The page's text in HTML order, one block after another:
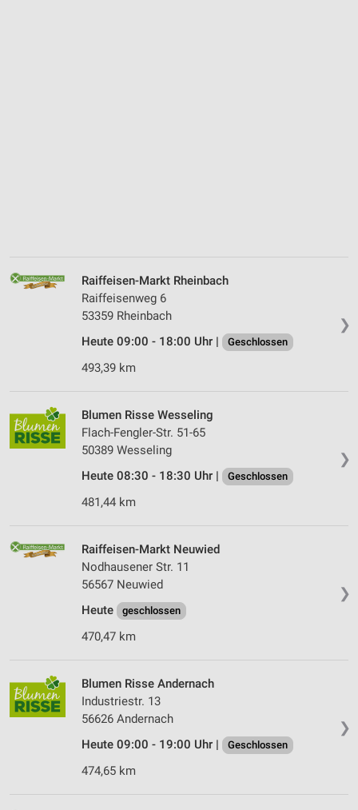
❯
Raiffeisen-Markt Rheinbach
Raiffeisenweg 6
53359 Rheinbach
Heute 09:00 - 18:00 Uhr |
Geschlossen
493,39 km
❯
Blumen Risse Wesseling
Flach-Fengler-Str. 51-65
50389 Wesseling
Heute 08:30 - 18:30 Uhr |
Geschlossen
481,44 km
❯
Raiffeisen-Markt Neuwied
Nodhausener Str. 11
56567 Neuwied
Heute
geschlossen
470,47 km
❯
Blumen Risse Ander­nach
Industriestr. 13
56626 Ander­nach
Heute 09:00 - 19:00 Uhr |
Geschlossen
474,65 km